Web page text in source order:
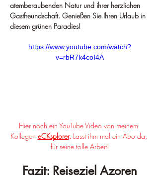
atemberaubenden Natur und ihrer herzlichen
Gastfreundschaft. Genießen Sie Ihren Urlaub in
diesem grünen Paradies!
https://www.youtube.com/watch?
v=rbR7k4coI4A
Hier noch ein YouTube Video von meinem
Kollegen eCKsplorer. Lasst ihm mal ein Abo da,
für seine tolle Arbeit!
Fazit: Reiseziel Azoren